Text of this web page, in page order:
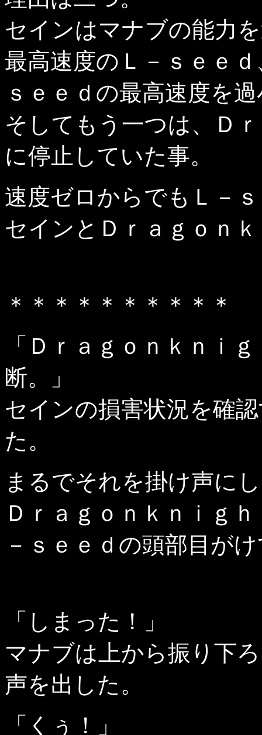
セインはマナブの能力
最高速度のＬ－ｓｅｅ
ｓｅｅｄの最高速度を
そしてもう一つは、Ｄ
に停止していた事。
速度ゼロからでもＬ－
セインとＤｒａｇｏｎ
＊＊＊＊＊＊＊＊＊＊
「Ｄｒａｇｏｎｋｎｉ
断。」
セインの損害状況を確
た。
まるでそれを掛け声に
Ｄｒａｇｏｎｋｎｉｇ
－ｓｅｅｄの頭部目が
「しまった！」
マナブは上から振り下
声を出した。
「くぅ！」